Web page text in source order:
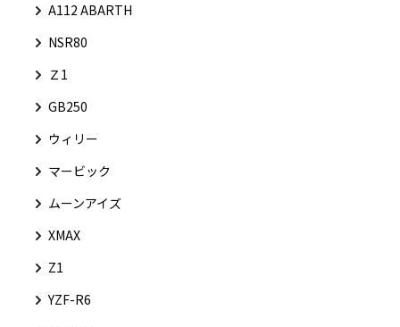
A112 ABARTH
NSR80
Ｚ1
GB250
ウィリー
マービック
ムーンアイズ
XMAX
Z1
YZF-R6